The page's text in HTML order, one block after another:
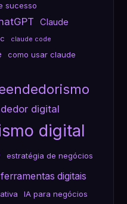
sucesso
Claude
claude code
como usar claude
digital
digital
estratégia de negócios
ferramentas digitais
IA para negócios